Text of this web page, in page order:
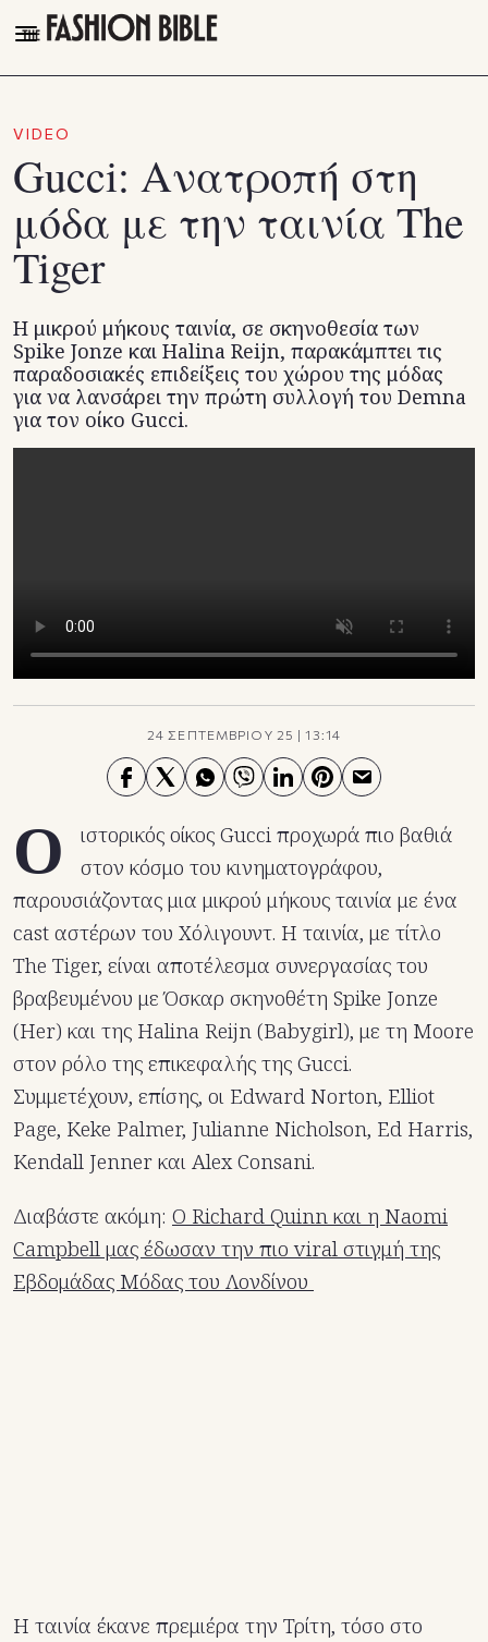
THE FASHION BIBLE
FASHION
BEAUTY
TALK OF THE TOWN
PLEASURES
VIDEOS
FOLLOW
Facebook
Instagram
Youtube
VIDEO
Gucci: Ανατροπή στη
μόδα με την ταινία The
Tiger
Η μικρού μήκους ταινία, σε σκηνοθεσία των
Spike Jonze και Halina Reijn, παρακάμπτει τις
παραδοσιακές επιδείξεις του χώρου της μόδας
για να λανσάρει την πρώτη συλλογή του Demna
για τον οίκο Gucci.
24 ΣΕΠΤΕΜΒΡΙΟΥ 25 |13:14
Ο
ιστορικός οίκος Gucci προχωρά πιο βαθιά
στον κόσμο του κινηματογράφου,
παρουσιάζοντας μια μικρού μήκους ταινία με ένα
cast αστέρων του Χόλιγουντ. Η ταινία, με τίτλο
The Tiger, είναι αποτέλεσμα συνεργασίας του
βραβευμένου με Όσκαρ σκηνοθέτη Spike Jonze
(Her) και της Halina Reijn (Babygirl), με τη Moore
στον ρόλο της επικεφαλής της Gucci.
Συμμετέχουν, επίσης, οι Edward Norton, Elliot
Page, Keke Palmer, Julianne Nicholson, Ed Harris,
Kendall Jenner και Alex Consani.
Διαβάστε ακόμη: Ο Richard Quinn και η Naomi
Campbell μας έδωσαν την πιο viral στιγμή της
Εβδομάδας Μόδας του Λονδίνου
Η ταινία έκανε πρεμιέρα την Τρίτη, τόσο στο